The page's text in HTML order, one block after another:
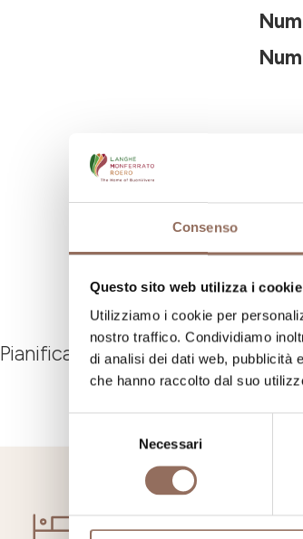
Consenso
Questo sito web utilizza i cookie
Utilizziamo i cookie per
nostro traffico. Condividiamo
di analisi dei dati web, pubblicità
che hanno raccolto dal suo
Necessari
Pianifica dove dormire, dove